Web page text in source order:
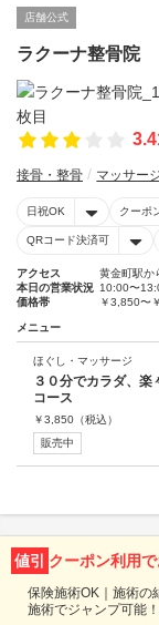
店舗公式
ラクーナ整骨院
接骨・整骨 マッサー
日祝OK クーポ
QRコード決済可
アクセス
黄金町駅か
本日の営業状況 10:00〜
価格帯
￥3,850〜
メニュー
ほぐし・マッサージ
３０分でカラダ、
コース
￥3,850 （税込）
販売中
値引 クーポン利用
保険施術OK｜施術の
施術でジャンプ可能！